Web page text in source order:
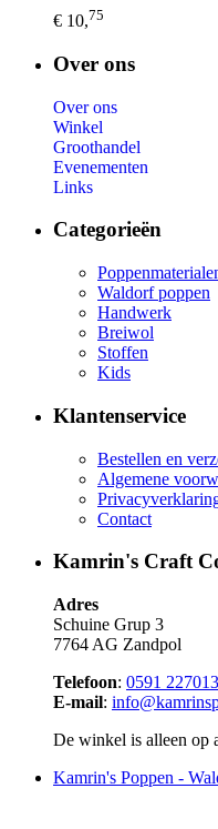
€ 10,75
Over ons
Over ons
Winkel
Groothandel
Evenementen
Links
Categorieën
Waldorf poppen
Handwerk
Breiwol
Stoffen
Kids
Klantenservice
Bestellen en
Algemene
Contact
Kamrin's Craft
Adres
Schuine Grup 3
7764 AG Zandpol
Telefoon: 0591 227013
E-mail:
De winkel is alleen op
Kamrin's Poppen -